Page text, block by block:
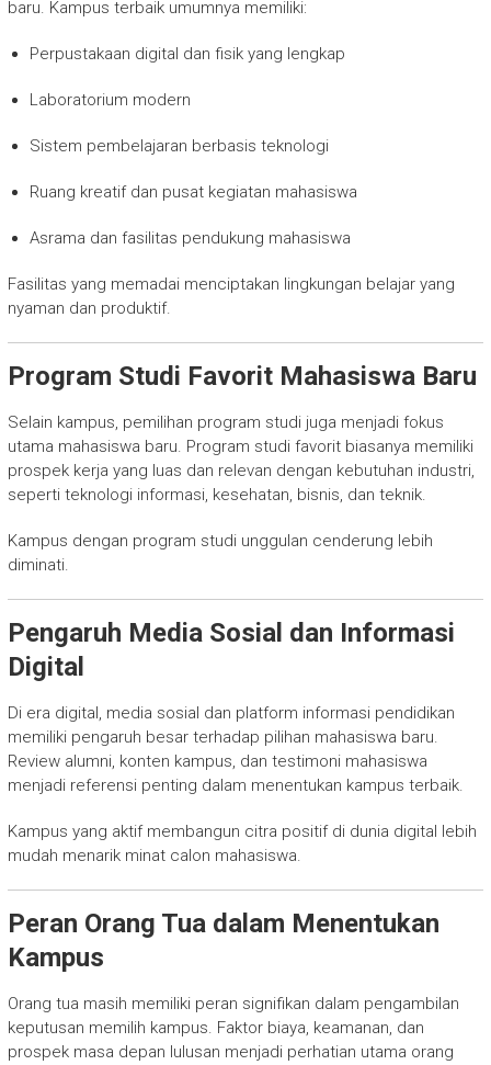
baru. Kampus terbaik umumnya memiliki:
Perpustakaan digital dan fisik yang lengkap
Laboratorium modern
Sistem pembelajaran berbasis teknologi
Ruang kreatif dan pusat kegiatan mahasiswa
Asrama dan fasilitas pendukung mahasiswa
Fasilitas yang memadai menciptakan lingkungan belajar yang
nyaman dan produktif.
Program Studi Favorit Mahasiswa Baru
Selain kampus, pemilihan program studi juga menjadi fokus
utama mahasiswa baru. Program studi favorit biasanya memiliki
prospek kerja yang luas dan relevan dengan kebutuhan industri,
seperti teknologi informasi, kesehatan, bisnis, dan teknik.
Kampus dengan program studi unggulan cenderung lebih
diminati.
Pengaruh Media Sosial dan Informasi
Digital
Di era digital, media sosial dan platform informasi pendidikan
memiliki pengaruh besar terhadap pilihan mahasiswa baru.
Review alumni, konten kampus, dan testimoni mahasiswa
menjadi referensi penting dalam menentukan kampus terbaik.
Kampus yang aktif membangun citra positif di dunia digital lebih
mudah menarik minat calon mahasiswa.
Peran Orang Tua dalam Menentukan
Kampus
Orang tua masih memiliki peran signifikan dalam pengambilan
keputusan memilih kampus. Faktor biaya, keamanan, dan
prospek masa depan lulusan menjadi perhatian utama orang